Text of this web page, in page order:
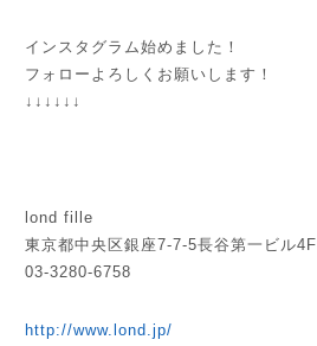
インスタグラム始めました！
フォローよろしくお願いします！
↓↓↓↓↓↓
lond fille
東京都中央区銀座7-7-5長谷第一ビル4F
03-3280-6758
http://www.lond.jp/